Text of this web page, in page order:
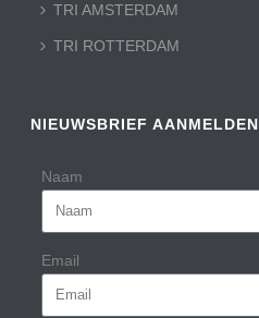
TRI AMSTERDAM
TRI ROTTERDAM
NIEUWSBRIEF AANMELDEN
Naam
Email